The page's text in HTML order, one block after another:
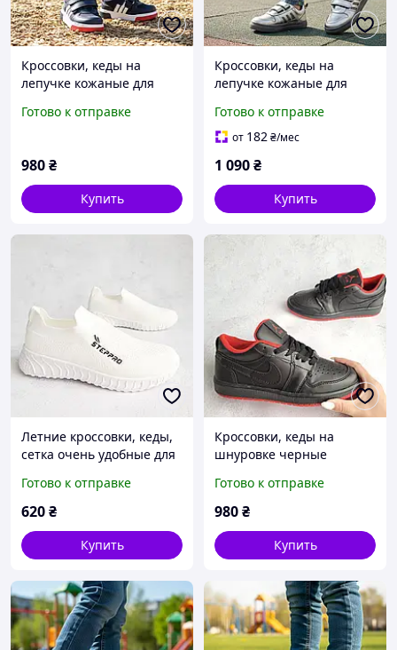
Кроссовки, кеды на
лепучке кожаные для
кожаная с супинатором
Готово к отправке
980₴
Купить
Кроссовки, кеды на
лепучке кожаные для
с супинатором Размер
26,27,28
Готово к отправке
от 182₴/мес
1 090₴
Купить
Летние кроссовки, кеды,
сетка очень удобные для
39
Готово к отправке
620₴
Купить
Кроссовки, кеды на
шнуровке черные
мальчика Размер 36,38-40
Готово к отправке
980₴
Купить